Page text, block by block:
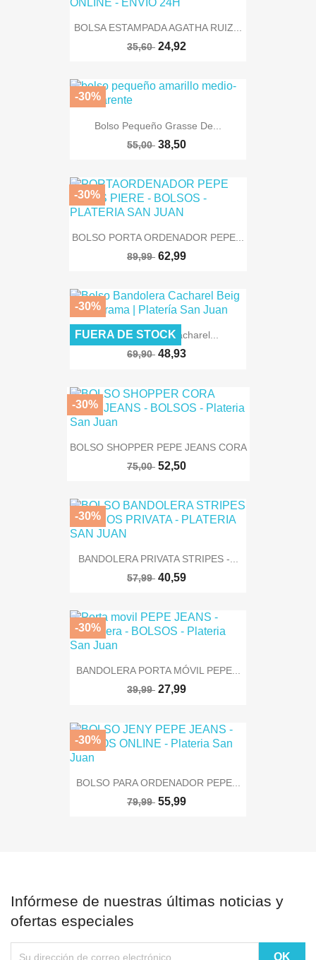
BOLSA ESTAMPADA AGATHA RUIZ...
35,60 24,92
Bolso Pequeño Grasse De...
55,00 38,50
-30%
BOLSO PORTA ORDENADOR PEPE...
89,99 62,99
-30%
Bandolera Print Cacharel...
69,90 48,93
-30%
FUERA DE STOCK
BOLSO SHOPPER PEPE JEANS CORA
75,00 52,50
-30%
BANDOLERA PRIVATA STRIPES -...
57,99 40,59
-30%
BANDOLERA PORTA MÓVIL PEPE...
39,99 27,99
-30%
BOLSO PARA ORDENADOR PEPE...
79,99 55,99
-30%
Infórmese de nuestras últimas noticias y
ofertas especiales